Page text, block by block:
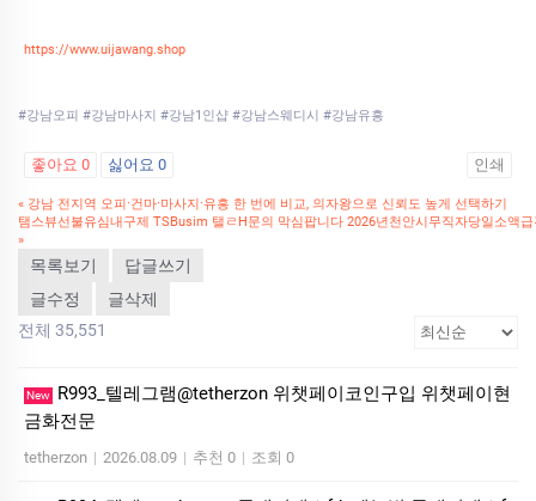
https://www.uijawang.shop
#강남오피 #강남마사지 #강남1인샵 #강남스웨디시 #강남유흥
좋아요 0 싫어요 0 인쇄
« 강남 전지역 오피·건마·마사지·유흥 한 번에 비교, 의자왕으로 신뢰도 높게 선택하기
탬스뷰선불유심내구제 TSBusim 탤ㄹH문의 막심팝니다 2026년천안시무직자당일소액
»
목록보기
답글쓰기
글수정
글삭제
전체 35,551
New
R993_텔레그램@tetherzon 위챗페이코인구입 위챗페이현
금화전문
tetherzon | 2026.08.09 | 추천 0 | 조회 0